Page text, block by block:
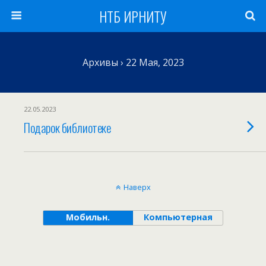
НТБ ИРНИТУ
Архивы › 22 Мая, 2023
22.05.2023
Подарок библиотеке
Наверх
Мобильн. Компьютерная